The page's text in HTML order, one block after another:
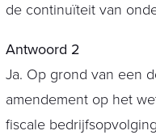
de continuïteit van
Antwoord 2
Ja. Op grond van een
amendement op het
fiscale